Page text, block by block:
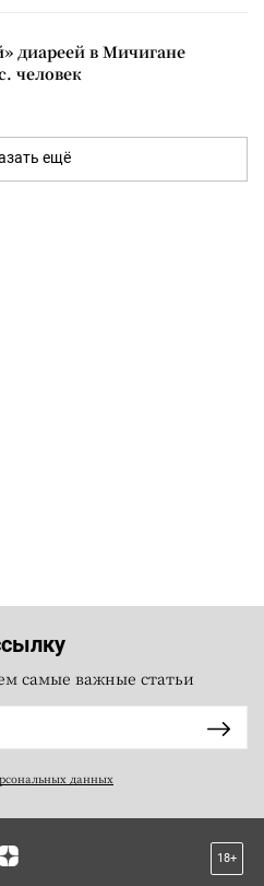
диареей в Мичигане
человек
ещё
самые важные статьи
данных
18+